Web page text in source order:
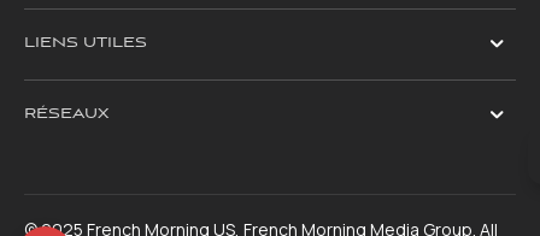
LIENS UTILES
RÉSEAUX
© 2025 French Morning US, French Morning Media Group. All